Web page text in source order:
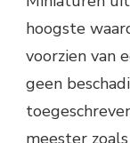
hoogste
voorzien van
geen
meester